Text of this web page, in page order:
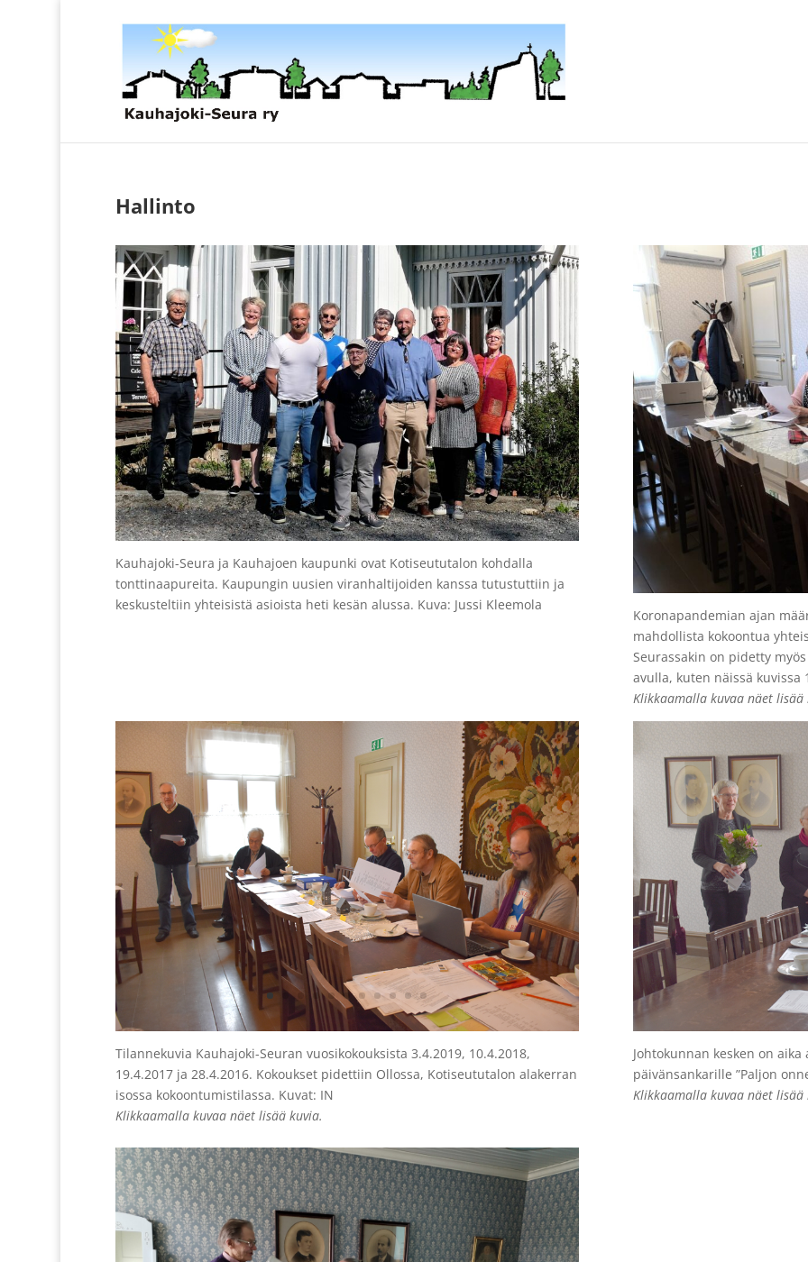
Hallinto
Kauhajoki-Seura ja Kauhajoen kaupunki ovat Kotiseututalon kohdalla
tonttinaapureita. Kaupungin uusien viranhaltijoiden kanssa tutustuttiin ja
keskusteltiin yhteisistä asioista heti kesän alussa. Kuva: Jussi Kleemola
Koronapandemian ajan
mahdollista kokoontua
Seurassakin on pidetty
avulla, kuten näissä kuvissa
Klikkaamalla kuvaa näet lisää
Tilannekuvia Kauhajoki-Seuran vuosikokouksista 3.4.2019, 10.4.2018,
19.4.2017 ja 28.4.2016. Kokoukset pidettiin Ollossa, Kotiseututalon alakerran
isossa kokoontumistilassa. Kuvat: IN
Klikkaamalla kuvaa näet lisää kuvia.
Johtokunnan kesken on
päivänsankarille ”Paljon
Klikkaamalla kuvaa näet lisää